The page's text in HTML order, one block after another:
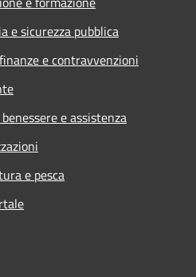
e sicurezza pubblica
e contravvenzioni
e assistenza
e pesca